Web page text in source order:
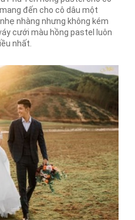
đến cho cô dâu một
nhàng nhưng không kém
cưới màu hồng pastel luôn
nhất.